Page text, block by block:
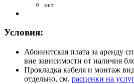
нет
Условия:
Абонентская плата за аренду
вне зависимости от наличия
Прокладка кабеля и монтаж
отдельно, см. расценки на